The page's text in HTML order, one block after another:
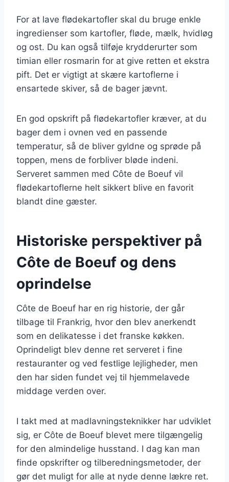
For at lave flødekartofler skal du bruge enkle
ingredienser som kartofler, fløde, mælk, hvidløg
og ost. Du kan også tilføje krydderurter som
timian eller rosmarin for at give retten et ekstra
pift. Det er vigtigt at skære kartoflerne i
ensartede skiver, så de bager jævnt.
En god opskrift på flødekartofler kræver, at du
bager dem i ovnen ved en passende
temperatur, så de bliver gyldne og sprøde på
toppen, mens de forbliver bløde indeni.
Serveret sammen med Côte de Boeuf vil
flødekartoflerne helt sikkert blive en favorit
blandt dine gæster.
Historiske perspektiver på
Côte de Boeuf og dens
oprindelse
Côte de Boeuf har en rig historie, der går
tilbage til Frankrig, hvor den blev anerkendt
som en delikatesse i det franske køkken.
Oprindeligt blev denne ret serveret i fine
restauranter og ved festlige lejligheder, men
den har siden fundet vej til hjemmelavede
middage verden over.
I takt med at madlavningsteknikker har udviklet
sig, er Côte de Boeuf blevet mere tilgængelig
for den almindelige husstand. I dag kan man
finde opskrifter og tilberedningsmetoder, der
gør det muligt for alle at nyde denne lækre ret.